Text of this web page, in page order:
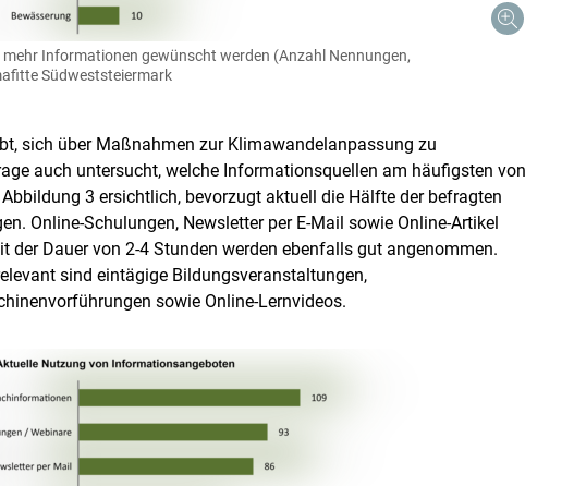
Informationen gewünscht werden (Anzahl Nennungen,
Südweststeiermark
sich über Maßnahmen zur Klimawandelanpassung zu
auch untersucht, welche Informationsquellen am häufigsten von
3 ersichtlich, bevorzugt aktuell die Hälfte der befragten
Online-Schulungen, Newsletter per E-Mail sowie Online-Artikel
der Dauer von 2-4 Stunden werden ebenfalls gut angenommen.
sind eintägige Bildungsveranstaltungen,
sowie Online-Lernvideos.